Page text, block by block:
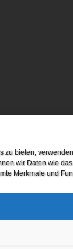
zu bieten,
wir Daten wie
Merkmale und